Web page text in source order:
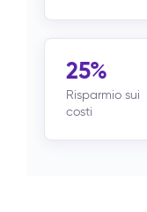
25%
Risparmio sui
costi